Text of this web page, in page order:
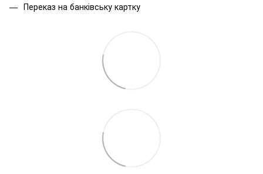
Переказ на банківську картку